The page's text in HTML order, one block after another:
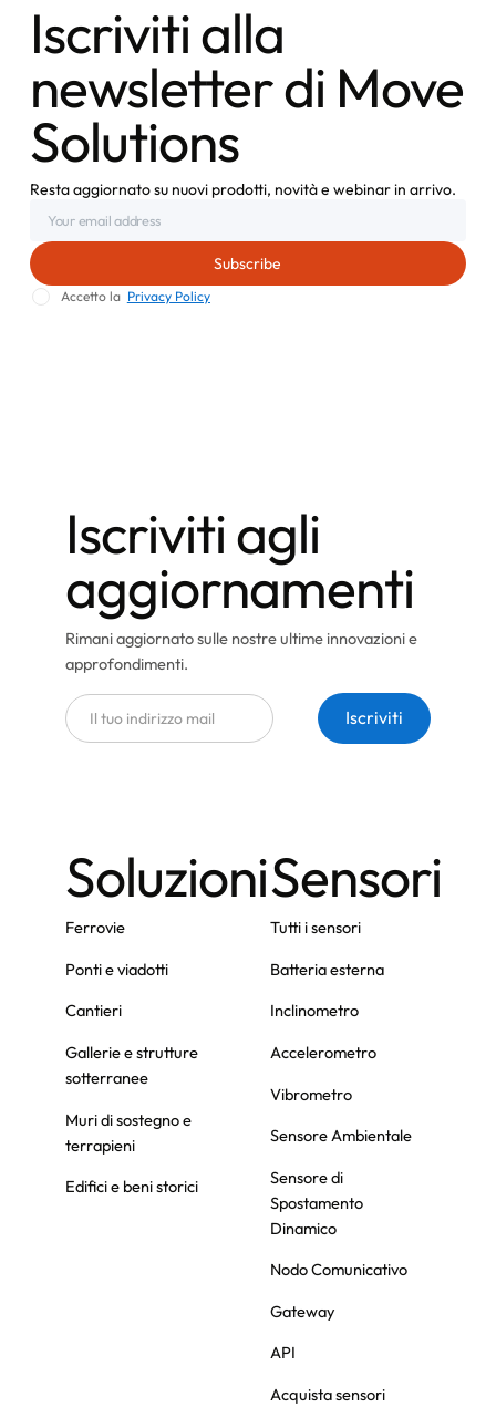
Iscriviti alla
newsletter di Move
Solutions
Resta aggiornato su nuovi prodotti, novità e webinar in arrivo.
Accetto la Privacy Policy
Iscriviti agli
aggiornamenti
Rimani aggiornato sulle nostre ultime innovazioni e
approfondimenti.
Soluzioni
Ferrovie
Ponti e viadotti
Cantieri
Gallerie e strutture
sotterranee
Muri di sostegno e
terrapieni
Edifici e beni storici
Sensori
Tutti i sensori
Batteria esterna
Inclinometro
Accelerometro
Vibrometro
Sensore Ambientale
Sensore di
Spostamento
Dinamico
Nodo Comunicativo
Gateway
API
Acquista sensori